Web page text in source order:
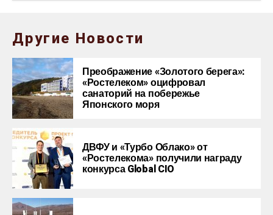
Другие Новости
Преображение «Золотого берега»:
«Ростелеком» оцифровал
санаторий на побережье
Японского моря
ДВФУ и «Турбо Облако» от
«Ростелекома» получили награду
конкурса Global CIO